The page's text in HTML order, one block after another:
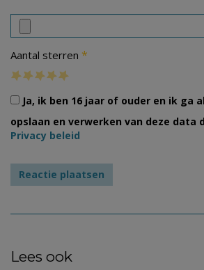
Aantal sterren *
Ja, ik ben 16 jaar of ouder en ik ga
opslaan en verwerken van deze data
Privacy beleid
Lees ook